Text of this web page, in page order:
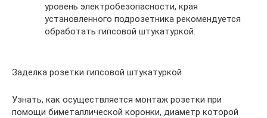
уровень электробезопасности, края
установленного подрозетника рекомендуется
обработать гипсовой штукатуркой.
Заделка розетки гипсовой штукатуркой
Узнать, как осуществляется монтаж розетки при
помощи биметаллической коронки, диаметр которой